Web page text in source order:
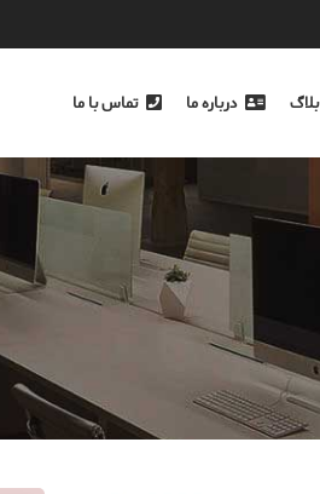
بلاگ درباره ما تماس با ما